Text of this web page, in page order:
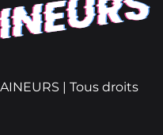
| Tous droits